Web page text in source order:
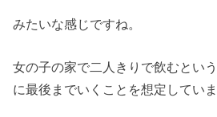
みたいな感じですね。
女の子の家で二人きりで飲むとい
に最後までいくことを想定していま